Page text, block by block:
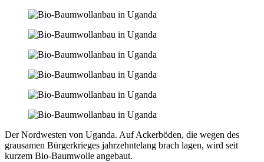
Der Nordwesten von Uganda. Auf Ackerböden, die wegen des
grausamen Bürgerkrieges jahrzehntelang brach lagen, wird seit
kurzem Bio-Baumwolle angebaut.